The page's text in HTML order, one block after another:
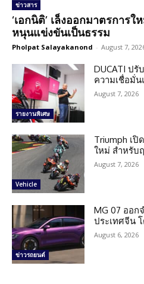
ข่าวสาร
‘เอกนิติ’ เล็งออกมาตรการ
หนุนแข่งขันเป็นธรรม
Pholpat Salayakanond - August 7,
รายงานพิเศษ
DUCATI ปรั
ความเชื่อมั่น
August 7, 2026
Vehicle
Triumph เ
ใหม่ สำหรับ
August 7, 2026
ข่าวรถยนต์
MG 07 ออก
ประเทศจีน
August 6, 2026